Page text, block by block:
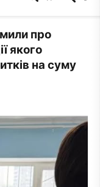
про
якого
на суму